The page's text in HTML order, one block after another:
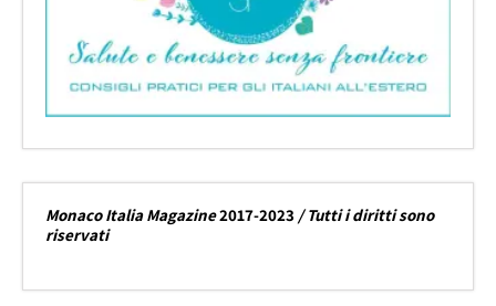
Monaco Italia Magazine2017-2023 / Tutti i diritti sono
riservati